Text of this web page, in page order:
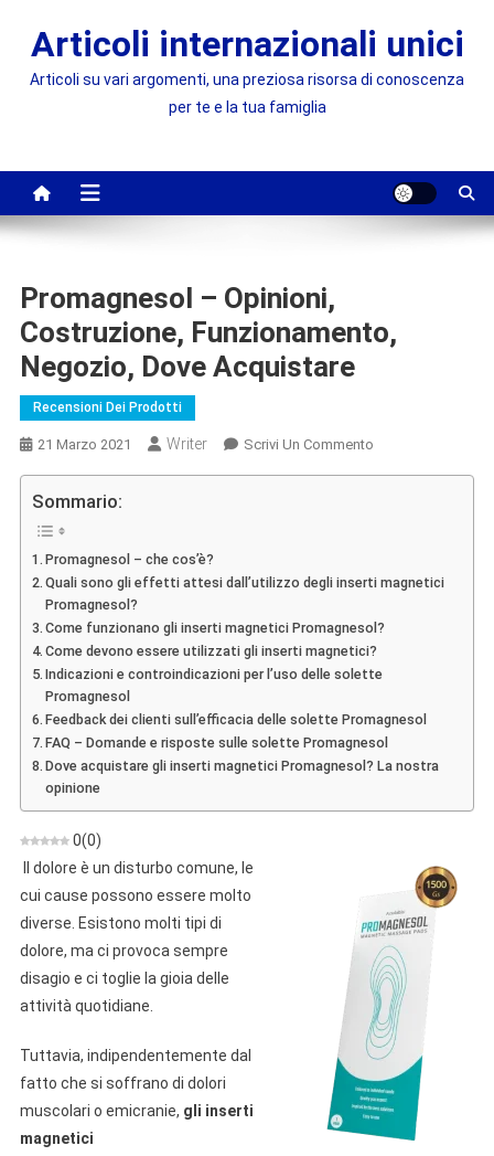
Articoli internazionali unici
Articoli su vari argomenti, una preziosa risorsa di conoscenza
per te e la tua famiglia
Promagnesol – Opinioni,
Costruzione, Funzionamento,
Negozio, Dove Acquistare
Recensioni Dei Prodotti
21 Marzo 2021 Writer Scrivi Un CommentoOn
Negozio,
Dove
Acquistare
Sommario:
Promagnesol – che cos’è?
Quali sono gli effetti attesi dall’utilizzo degli inserti magnetici
Promagnesol?
Come funzionano gli inserti magnetici Promagnesol?
Come devono essere utilizzati gli inserti magnetici?
Indicazioni e controindicazioni per l’uso delle solette
Promagnesol
Feedback dei clienti sull’efficacia delle solette Promagnesol
FAQ – Domande e risposte sulle solette Promagnesol
Dove acquistare gli inserti magnetici Promagnesol? La nostra
opinione
0(0)
Il dolore è un disturbo comune, le
cui cause possono essere molto
diverse. Esistono molti tipi di
dolore, ma ci provoca sempre
disagio e ci toglie la gioia delle
attività quotidiane.
Tuttavia, indipendentemente dal
fatto che si soffrano di dolori
muscolari o emicranie, gli inserti
magnetici